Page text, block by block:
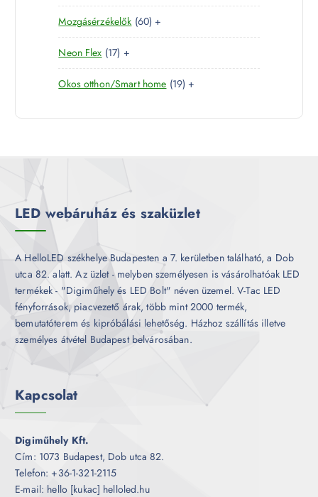
é
m
é
k
e
r
m
k
0
e
m
Mozgásérzékelők 606
0
e
r
é
+
Neon Flex 171
7
t
r
+
Okos otthon/Smart home 191
t
+
LED webáruház és szaküzlet
A HelloLED székhelye Budapesten a 7. kerületben található, a Dob
utca 82. alatt. Az üzlet - melyben személyesen is vásárolhatóak LED
termékek - "Digiműhely és LED Bolt" néven üzemel. V-Tac LED
fényforrások, piacvezető árak, több mint 2000 termék,
bemutatóterem és kipróbálási lehetőség. Házhoz szállítás illetve
személyes átvétel Budapest belvárosában.
Kapcsolat
Digiműhely Kft.
Cím: 1073 Budapest, Dob utca 82.
Telefon: +36-1-321-2115
E-mail: hello [kukac] helloled.hu